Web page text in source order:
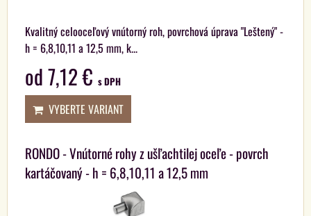
Kvalitný celooceľový vnútorný roh, povrchová úprava "Leštený" -
h = 6,8,10,11 a 12,5 mm, k...
od 7,12 € s DPH
VYBERTE VARIANT
RONDO - Vnútorné rohy z ušľachtilej oceľe - povrch
kartáčovaný - h = 6,8,10,11 a 12,5 mm